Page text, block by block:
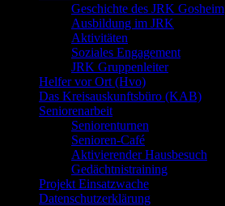
Geschichte des JRK Gosheim
Ausbildung im JRK
Aktivitäten
Soziales Engagement
JRK Gruppenleiter
Helfer vor Ort (Hvo)
Das Kreisauskunftsbüro (KAB)
Seniorenarbeit
Seniorenturnen
Senioren-Café
Aktivierender Hausbesuch
Gedächtnistraining
Projekt Einsatzwache
Datenschutzerklärung